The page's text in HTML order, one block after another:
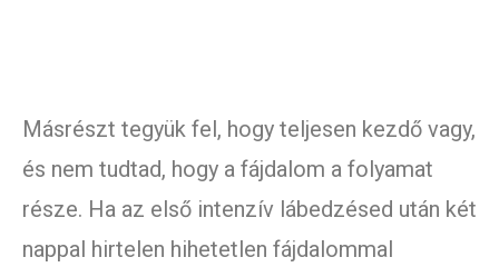
Másrészt tegyük fel, hogy teljesen kezdő vagy,
és nem tudtad, hogy a fájdalom a folyamat
része. Ha az első intenzív lábedzésed után két
nappal hirtelen hihetetlen fájdalommal